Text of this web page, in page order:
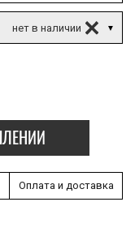
Оплата и доставка